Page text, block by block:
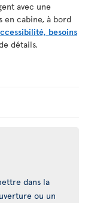
avec une
en cabine, à bord
besoins
détails.
dans la
ou un